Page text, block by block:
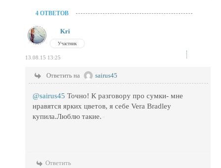
4 ОТВЕТОВ
Kri
Участник
13.08.15 13:25
Ответить на sairus45
@sairus45 Точно! К разговору про сумки- мне
нравятся ярких цветов, я себе Vera Bradley
купила.Люблю такие.
Ответить